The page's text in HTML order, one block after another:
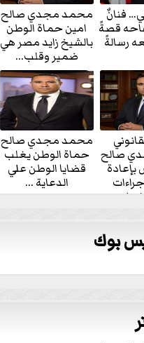
فنانٌ
قصةً
رسالةً
محمد مجدي صالح
امين حماة الوطن
بالشيخ زايد مصر هي
ضمير وقلب...
صالح
بإعادة
محمد مجدي صالح
حماة الوطن يغلب
قضايا الوطن علي
الدعاية ...
بوك